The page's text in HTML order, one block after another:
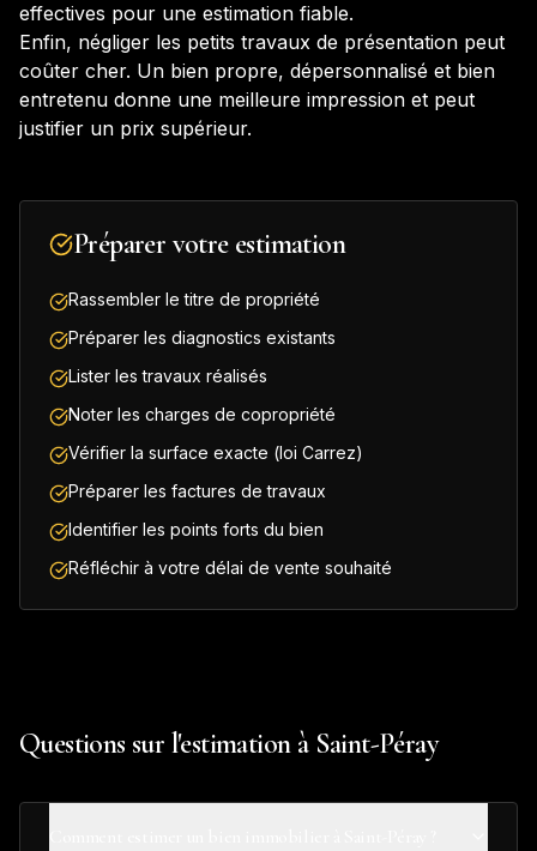
effectives pour une estimation fiable.
Enfin, négliger les petits travaux de présentation peut
coûter cher. Un bien propre, dépersonnalisé et bien
entretenu donne une meilleure impression et peut
justifier un prix supérieur.
Préparer votre estimation
Rassembler le titre de propriété
Préparer les diagnostics existants
Lister les travaux réalisés
Noter les charges de copropriété
Vérifier la surface exacte (loi Carrez)
Préparer les factures de travaux
Identifier les points forts du bien
Réfléchir à votre délai de vente souhaité
Questions sur l'estimation à Saint-Péray